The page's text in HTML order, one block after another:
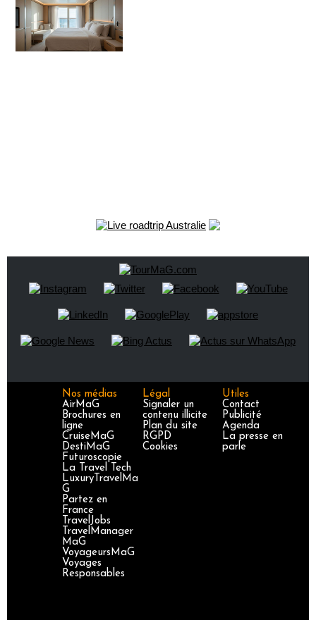
Nos médias
AirMaG
Brochures en
ligne
CruiseMaG
DestiMaG
Futuroscopie
La Travel Tech
LuxuryTravelMa
G
Partez en
France
TravelJobs
TravelManager
MaG
VoyageursMaG
Voyages
Responsables
Légal
Signaler un
contenu illicite
Plan du site
RGPD
Cookies
Utiles
Contact
Publicité
Agenda
La presse en
parle